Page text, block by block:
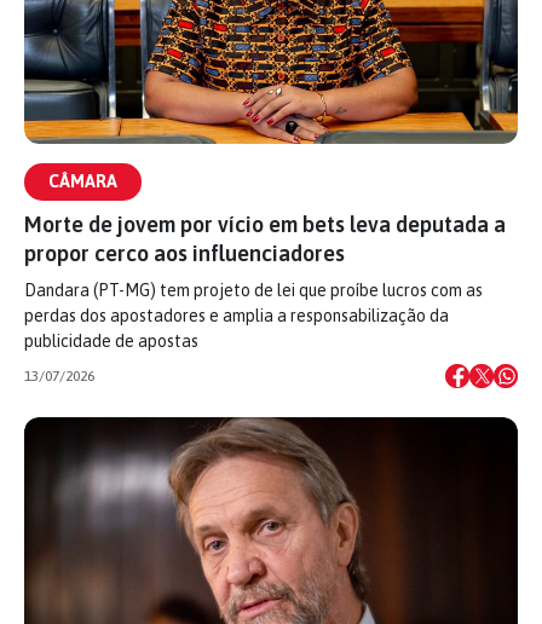
CÂMARA
Morte de jovem por vício em bets leva deputada a
propor cerco aos influenciadores
Dandara (PT-MG) tem projeto de lei que proíbe lucros com as
perdas dos apostadores e amplia a responsabilização da
publicidade de apostas
13/07/2026